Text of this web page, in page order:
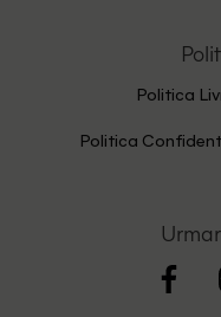
Politica
Politica